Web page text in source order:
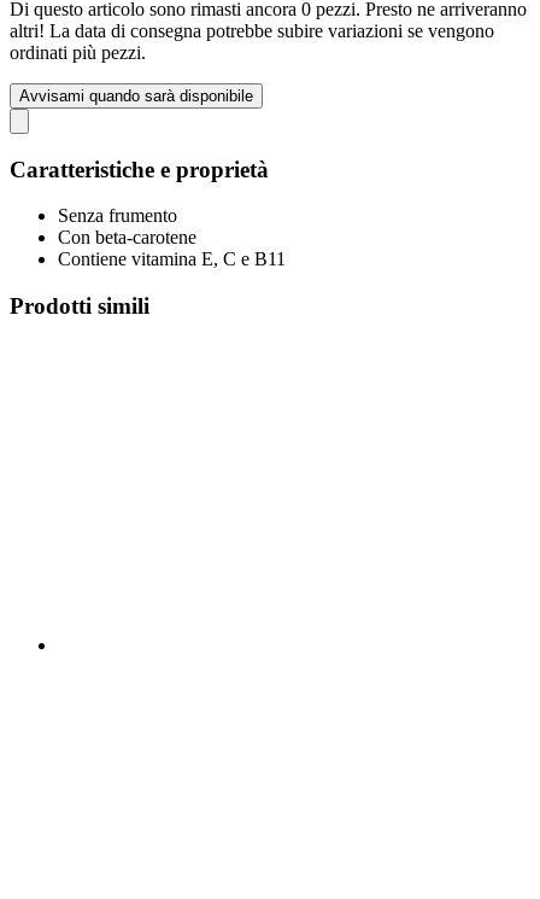
Di questo articolo sono rimasti ancora 0 pezzi. Presto ne arriveranno
altri! La data di consegna potrebbe subire variazioni se vengono
ordinati più pezzi.
Avvisami quando sarà disponibile
Caratteristiche e proprietà
Senza frumento
Con beta-carotene
Contiene vitamina E, C e B11
Prodotti simili